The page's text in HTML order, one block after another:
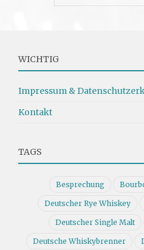
WICHTIG
Impressum &
Kontakt
TAGS
Besprechung
Deutscher Rye Whiskey
Deutscher Single Malt
Deutsche Whiskybrenner